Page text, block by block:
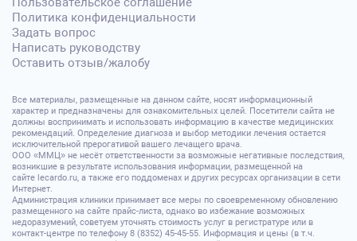
Политика конфиденциальности
Задать вопрос
Написать руководству
Оставить отзыв/жалобу
Все материалы, размещенные на данном сайте, носят информационный
характер и предназначены для ознакомительных целей. Посетители сайта не
должны воспринимать и использовать информацию в качестве медицинских
рекомендаций. Определение диагноза и выбор методики лечения остается
исключительной прерогативой вашего лечащего врача.
ООО «ММЦ» не несёт ответственности за возможные негативные последствия,
возникшие в результате использования информации, размещенной на
сайте lecardo.ru, а также его поддоменах и других ресурсах организации в сети
Интернет.
Администрация клиники принимает все меры по своевременному обновлению
размещенного на сайте прайс-листа, однако во избежание возможных
недоразумений, советуем уточнять стоимость услуг в регистратуре или в
контакт-центре по телефону 8 (8352) 45-45-55. Информация и цены (в т.ч.